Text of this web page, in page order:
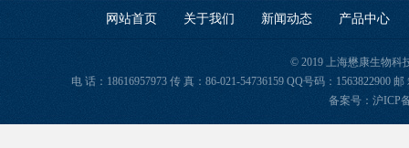
网站首页 关于我们 新闻动态 产品中心
© 2019 上海懋康生物科
电 话：18616957973 传 真：86-021-54736159 QQ号码：1563822900
备案号： 沪ICP